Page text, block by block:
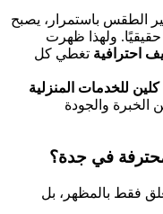
الطقس باستمرار، يصبح
حقيقيًا. ولهذا ظهرت
احترافية تغطي كل
للخدمات المنزلية
والجودة
في جدة؟
فقط بالمظهر، بل